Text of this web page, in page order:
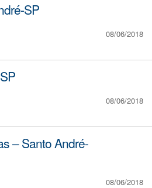
SP
08/06/2018
08/06/2018
– Santo André-
08/06/2018